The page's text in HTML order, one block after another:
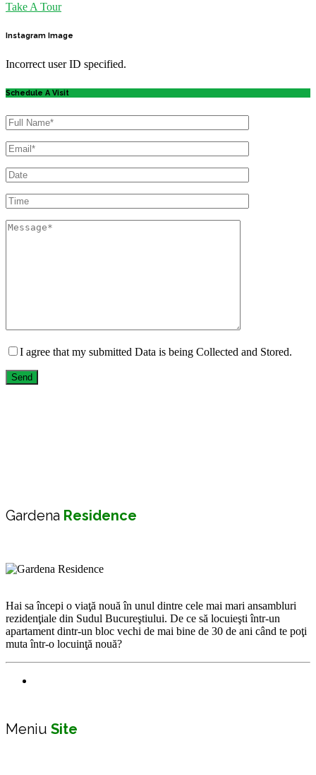
Take A Tour
Instagram Image
Incorrect user ID specified.
Schedule A Visit
I agree that my submitted Data is being Collected and Stored.
Send
Gardena Residence
Hai sa începi o viaţă nouă în unul dintre cele mai mari ansambluri
rezidenţiale din Sudul Bucureştiului. De ce să locuieşti într-un
apartament dintr-un bloc vechi de mai bine de 30 de ani când te poţi
muta într-o locuinţă nouă?
Meniu Site